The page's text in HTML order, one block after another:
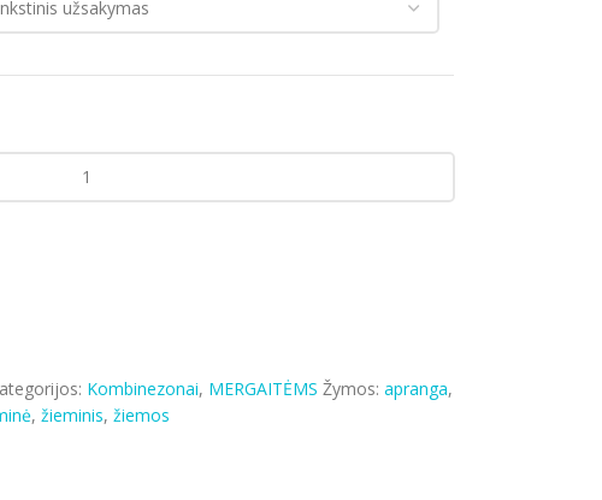
Kombinezonai, MERGAITĖMS Žymos: apranga,
, žieminis, žiemos